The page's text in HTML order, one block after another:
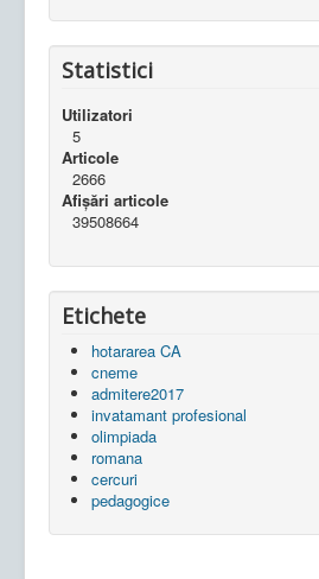
Statistici
Utilizatori
5
Articole
2666
Afișări articole
39508664
Etichete
hotararea CA
cneme
admitere2017
invatamant profesional
olimpiada
romana
cercuri
pedagogice